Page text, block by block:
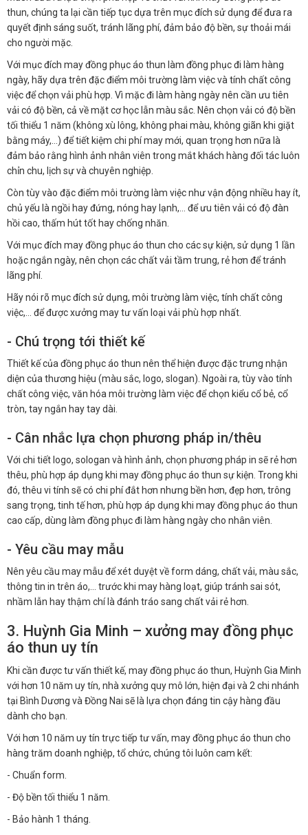
thun, chúng ta lại cần tiếp tục dựa trên mục đích sử dụng để đưa ra
quyết định sáng suốt, tránh lãng phí, đảm bảo độ bền, sự thoải mái
cho người mặc.
Với mục đích may đồng phục áo thun làm đồng phục đi làm hàng
ngày, hãy dựa trên đặc điểm môi trường làm việc và tính chất công
việc để chọn vải phù hợp. Vì mặc đi làm hàng ngày nên cần ưu tiên
vải có độ bền, cả về mặt cơ học lẫn màu sắc. Nên chọn vải có độ bền
tối thiểu 1 năm (không xù lông, không phai màu, không giãn khi giặt
bằng máy,…) để tiết kiệm chi phí may mới, quan trọng hơn nữa là
đảm bảo rằng hình ảnh nhân viên trong mắt khách hàng đối tác luôn
chỉn chu, lịch sự và chuyên nghiệp.
Còn tùy vào đặc điểm môi trường làm việc như vận động nhiều hay ít,
chủ yếu là ngồi hay đứng, nóng hay lạnh,… để ưu tiên vải có độ đàn
hồi cao, thấm hút tốt hay chống nhăn.
Với mục đích may đồng phục áo thun cho các sự kiện, sử dụng 1 lần
hoặc ngắn ngày, nên chọn các chất vải tầm trung, rẻ hơn để tránh
lãng phí.
Hãy nói rõ mục đích sử dụng, môi trường làm việc, tính chất công
việc,… để được xưởng may tư vấn loại vải phù hợp nhất.
- Chú trọng tới thiết kế
Thiết kế của đồng phục áo thun nên thể hiện được đặc trưng nhận
diện của thương hiệu (màu sắc, logo, slogan). Ngoài ra, tùy vào tính
chất công việc, văn hóa môi trường làm việc để chọn kiểu cổ bẻ, cổ
tròn, tay ngắn hay tay dài.
- Cân nhắc lựa chọn phương pháp in/thêu
Với chi tiết logo, sologan và hình ảnh, chọn phương pháp in sẽ rẻ hơn
thêu, phù hợp áp dụng khi may đồng phục áo thun sự kiện. Trong khi
đó, thêu vi tính sẽ có chi phí đắt hơn nhưng bền hơn, đẹp hơn, trông
sang trọng, tinh tế hơn, phù hợp áp dụng khi may đồng phục áo thun
cao cấp, dùng làm đồng phục đi làm hàng ngày cho nhân viên.
- Yêu cầu may mẫu
Nên yêu cầu may mẫu để xét duyệt về form dáng, chất vải, màu sắc,
thông tin in trên áo,… trước khi may hàng loạt, giúp tránh sai sót,
nhầm lẫn hay thậm chí là đánh tráo sang chất vải rẻ hơn.
3. Huỳnh Gia Minh – xưởng may đồng phục
áo thun uy tín
Khi cần được tư vấn thiết kế, may đồng phục áo thun, Huỳnh Gia Minh
với hơn 10 năm uy tín, nhà xưởng quy mô lớn, hiện đại và 2 chi nhánh
tại Bình Dương và Đồng Nai sẽ là lựa chọn đáng tin cậy hàng đầu
dành cho bạn.
Với hơn 10 năm uy tín trực tiếp tư vấn, may đồng phục áo thun cho
hàng trăm doanh nghiệp, tổ chức, chúng tôi luôn cam kết:
- Chuẩn form.
- Độ bền tối thiểu 1 năm.
- Bảo hành 1 tháng.